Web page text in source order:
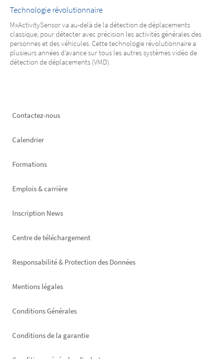
Technologie révolutionnaire
MxActivitySensor va au-delà de la détection de déplacements
classique, pour détecter avec précision les activités générales des
personnes et des véhicules. Cette technologie révolutionnaire a
plusieurs années d’avance sur tous les autres systèmes vidéo de
détection de déplacements (VMD).
Footer
Contactez-nous
Calendrier
Formations
Emplois & carrière
Inscription News
Footer
Centre de téléchargement
Responsabilité & Protection des Données
Mentions légales
Conditions Générales
Conditions de la garantie